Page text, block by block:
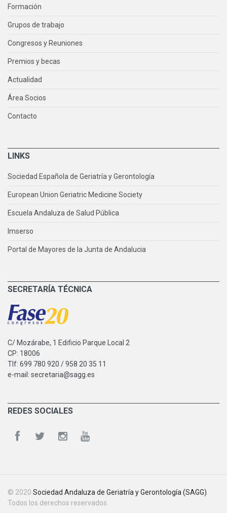
Formación
Grupos de trabajo
Congresos y Reuniones
Premios y becas
Actualidad
Área Socios
Contacto
LINKS
Sociedad Española de Geriatría y Gerontología
European Union Geriatric Medicine Society
Escuela Andaluza de Salud Pública
Imserso
Portal de Mayores de la Junta de Andalucia
SECRETARÍA TÉCNICA
C/ Mozárabe, 1 Edificio Parque Local 2
CP: 18006
Tlf: 699 780 920 / 958 20 35 11
e-mail: secretaria@sagg.es
REDES SOCIALES
© 2020 Sociedad Andaluza de Geriatría y Gerontología (SAGG)
Todos los derechos reservados.